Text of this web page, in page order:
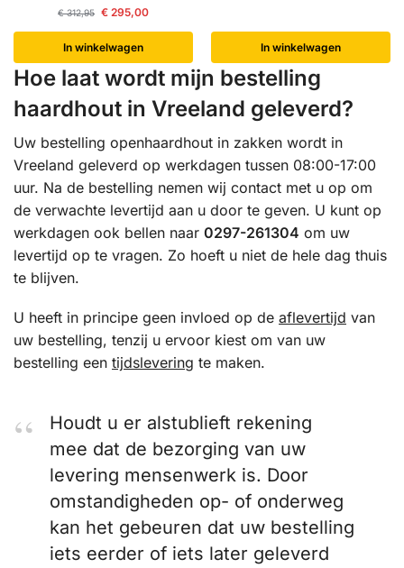
€312,95 € 295,00
In winkelwagen In winkelwagen
Hoe laat wordt mijn bestelling
haardhout in Vreeland geleverd?
Uw bestelling openhaardhout in zakken wordt in
Vreeland geleverd op werkdagen tussen 08:00-17:00
uur. Na de bestelling nemen wij contact met u op om
de verwachte levertijd aan u door te geven. U kunt op
werkdagen ook bellen naar 0297-261304 om uw
levertijd op te vragen. Zo hoeft u niet de hele dag thuis
te blijven.
U heeft in principe geen invloed op de aflevertijd van
uw bestelling, tenzij u ervoor kiest om van uw
bestelling een tijdslevering te maken.
Houdt u er alstublieft rekening
mee dat de bezorging van uw
levering mensenwerk is. Door
omstandigheden op- of onderweg
kan het gebeuren dat uw bestelling
iets eerder of iets later geleverd